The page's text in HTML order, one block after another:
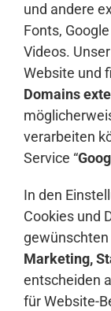
und andere
Fonts,
Videos.
Website und
Domains
verarbeiten
Service “
In den
Cookies und
gewünschten
Marketing,
entscheiden
für Website-